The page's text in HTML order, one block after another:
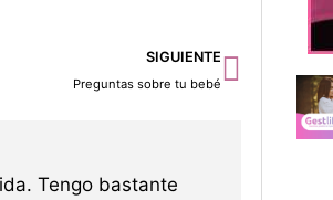
SIGUIENTE
Preguntas sobre tu bebé
Tengo bastante